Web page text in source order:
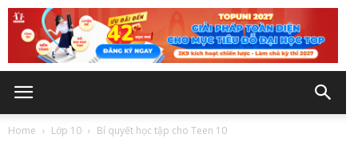
Home Lớp 10 Bí quyết học tập cho Teen 10